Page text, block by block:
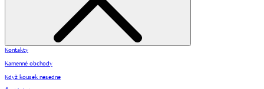
Kontakty
Kamenné obchody
Když kousek nesedne